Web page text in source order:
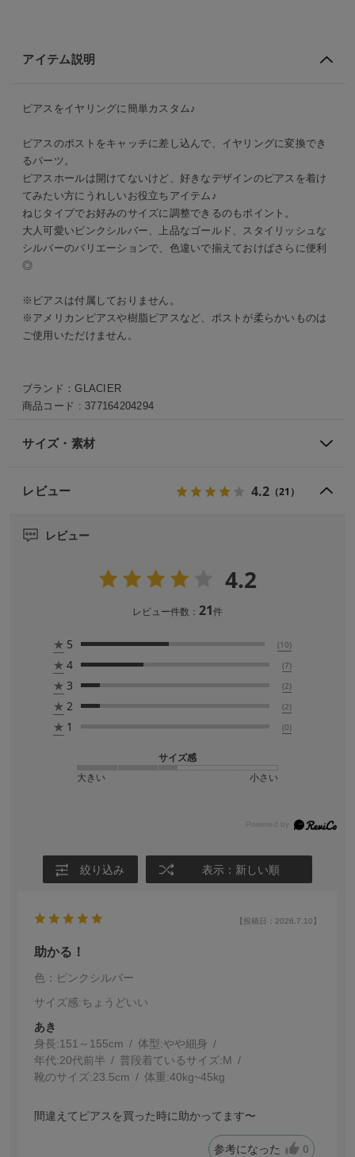
アイテム説明
ピアスをイヤリングに簡単カスタム♪
ピアスのポストをキャッチに差し込んで、イヤリングに変換でき
るパーツ。
ピアスホールは開けてないけど、好きなデザインのピアスを着け
てみたい方にうれしいお役立ちアイテム♪
ねじタイプでお好みのサイズに調整できるのもポイント。
大人可愛いピンクシルバー、上品なゴールド、スタイリッシュな
シルバーのバリエーションで、色違いで揃えておけばさらに便利
◎
※ピアスは付属しておりません。
※アメリカンピアスや樹脂ピアスなど、ポストが柔らかいものは
ご使用いただけません。
ブランド：GLACIER
商品コード : 377164204294
サイズ・素材
レビュー 4.2 （21）
レビュー
4.2
レビュー件数： 21件
★ 5 (10)
★ 4 (7)
★ 3 (2)
★ 2 (2)
★ 1 (0)
サイズ感
大きい
小さい
絞り込み 表示：新しい順
【投稿日：2026.7.10】
助かる！
色：ピンクシルバー
サイズ感:ちょうどいい
あき
身長:151～155cm 体型:細身
年代:20代前半 普段着ているサイズ:M
靴のサイズ:23.5cm 体重:40kg~45kg
間違えてピアスを買った時に助かってます〜
参考になった 0